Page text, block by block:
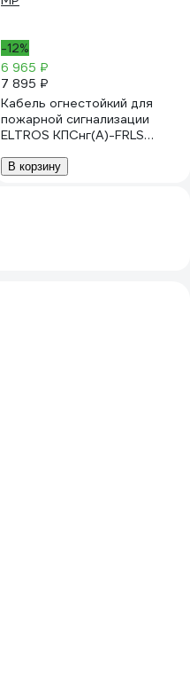
-12%
6 965 ₽
7 895 ₽
Кабель огнестойкий для
пожарной сигнализации
ELTROS КПСнг(А)-FRLS
КПСFRLS-010050-ELTROS-
В корзину